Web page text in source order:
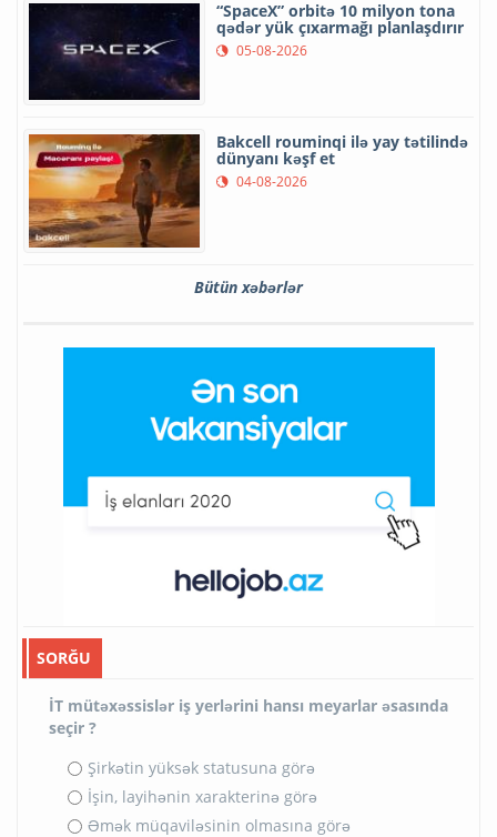
“SpaceX” orbitə 10 milyon tona
qədər yük çıxarmağı planlaşdırır
05-08-2026
Bakcell rouminqi ilə yay tətilində
dünyanı kəşf et
04-08-2026
Bütün xəbərlər
SORĞU
İT mütəxəssislər iş yerlərini hansı meyarlar əsasında
seçir ?
Şirkətin yüksək statusuna görə
İşin, layihənin xarakterinə görə
Əmək müqaviləsinin olmasına görə